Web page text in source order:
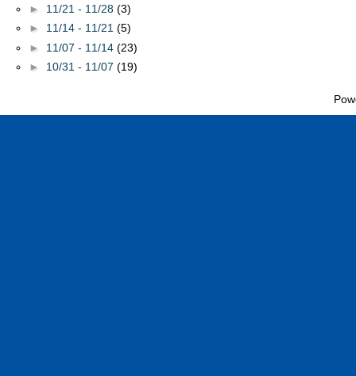
► 11/21 - 11/28 (3)
► 11/14 - 11/21 (5)
► 11/07 - 11/14 (23)
► 10/31 - 11/07 (19)